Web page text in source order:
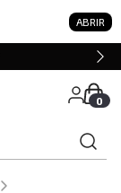
ABRIR
0